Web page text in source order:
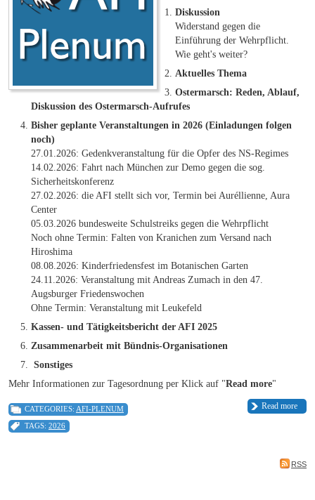
Diskussion
Widerstand gegen die
Einführung der Wehrpflicht.
Wie geht's weiter?
Aktuelles Thema
Ostermarsch: Reden, Ablauf,
Diskussion des Ostermarsch-Aufrufes
Bisher geplante Veranstaltungen in 2026 (Einladungen folgen
noch)
27.01.2026: Gedenkveranstaltung für die Opfer des NS-Regimes
14.02.2026: Fahrt nach München zur Demo gegen die sog.
Sicherheitskonferenz
27.02.2026: die AFI stellt sich vor, Termin bei Auréllienne, Aura
Center
05.03.2026 bundesweite Schulstreiks gegen die Wehrpflicht
Noch ohne Termin: Falten von Kranichen zum Versand nach
Hiroshima
08.08.2026: Kinderfriedensfest im Botanischen Garten
24.11.2026: Veranstaltung mit Andreas Zumach in den 47.
Augsburger Friedenswochen
Ohne Termin: Veranstaltung mit Leukefeld
Kassen- und Tätigkeitsbericht der AFI 2025
Zusammenarbeit mit Bündnis-Organisationen
Sonstiges
Mehr Informationen zur Tagesordnung per Klick auf "Read more"
Read more
CATEGORIES: AFI-PLENUM
TAGS: 2026
RSS